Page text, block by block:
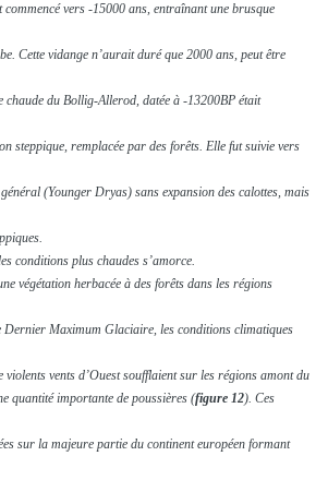
vers -15000 ans, entraînant une brusque
Cette vidange n’aurait duré que 2000 ans, peut être
chaude du Bollig-Allerod, datée à -13200BP était
steppique, remplacée par des forêts. Elle fut suivie vers
(Younger Dryas) sans expansion des calottes, mais
conditions plus chaudes s’amorce.
végétation herbacée à des forêts dans les régions
Dernier Maximum Glaciaire, les conditions climatiques
violents vents d’Ouest soufflaient sur les régions amont du
quantité importante de poussières (figure 12). Ces
sur la majeure partie du continent européen formant